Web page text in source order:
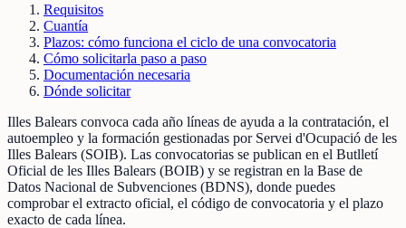
Requisitos
Cuantía
Plazos: cómo funciona el ciclo de una convocatoria
Cómo solicitarla paso a paso
Documentación necesaria
Dónde solicitar
Illes Balears convoca cada año líneas de ayuda a la contratación, el
autoempleo y la formación gestionadas por Servei d'Ocupació de les
Illes Balears (SOIB). Las convocatorias se publican en el Butlletí
Oficial de les Illes Balears (BOIB) y se registran en la Base de
Datos Nacional de Subvenciones (BDNS), donde puedes
comprobar el extracto oficial, el código de convocatoria y el plazo
exacto de cada línea.